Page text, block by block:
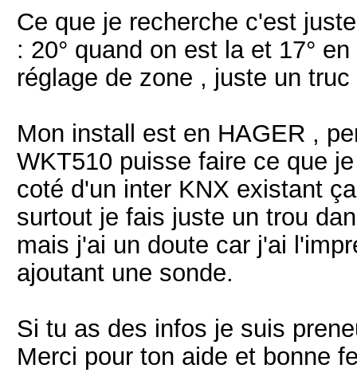
Ce que je recherche c'est
: 20° quand on est la et 17°
réglage de zone , juste un
Mon install est en HAGER ,
WKT510 puisse faire ce que
coté d'un inter KNX existant
surtout je fais juste un trou
mais j'ai un doute car j'ai
ajoutant une sonde.
Si tu as des infos je suis
Merci pour ton aide et bonne